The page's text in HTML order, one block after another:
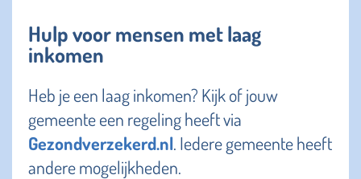
Hulp voor mensen met laag
inkomen
Heb je een laag inkomen? Kijk of jouw
gemeente een regeling heeft via
Gezondverzekerd.nl. Iedere gemeente heeft
andere mogelijkheden.